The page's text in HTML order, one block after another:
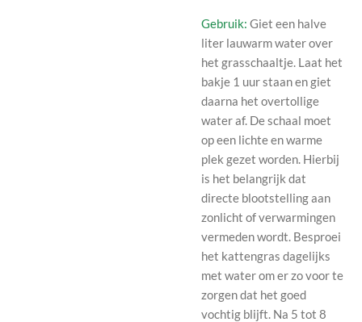
Gebruik: Giet een halve
liter lauwarm water over
het grasschaaltje. Laat het
bakje 1 uur staan en giet
daarna het overtollige
water af. De schaal moet
op een lichte en warme
plek gezet worden. Hierbij
is het belangrijk dat
directe blootstelling aan
zonlicht of verwarmingen
vermeden wordt. Besproei
het kattengras dagelijks
met water om er zo voor te
zorgen dat het goed
vochtig blijft. Na 5 tot 8